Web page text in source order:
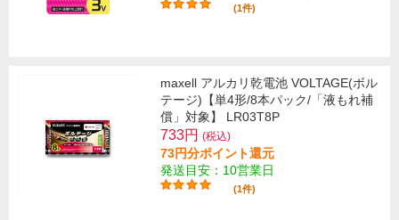
(1件)
maxell アルカリ乾電池 VOLTAGE(ボル
テージ)【単4形/8本パック/「液もれ補
償」対象】 LR03T8P
733円 (税込)
73円分ポイント還元
発送目安：10営業日
(1件)